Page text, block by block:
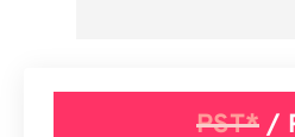
PST*/